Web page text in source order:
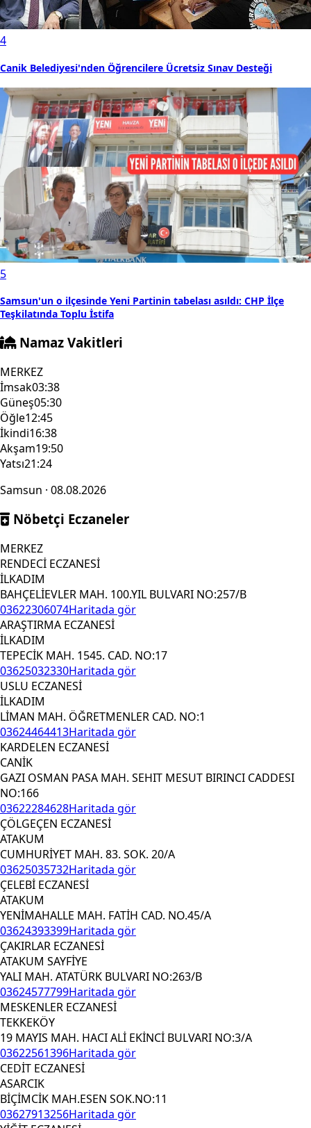
4
Canik Belediyesi'nden Öğrencilere Ücretsiz Sınav Desteği
5
Samsun'un o ilçesinde Yeni Partinin tabelası asıldı: CHP İlçe
Teşkilatında Toplu İstifa
Namaz Vakitleri
MERKEZ
İmsak03:38
Güneş05:30
Öğle12:45
İkindi16:38
Akşam19:50
Yatsı21:24
Samsun · 08.08.2026
Nöbetçi Eczaneler
MERKEZ
RENDECİ ECZANESİ
İLKADIM
BAHÇELİEVLER MAH. 100.YIL BULVARI NO:257/B
03622306074Haritada gör
ARAŞTIRMA ECZANESİ
İLKADIM
TEPECİK MAH. 1545. CAD. NO:17
03625032330Haritada gör
USLU ECZANESİ
İLKADIM
LİMAN MAH. ÖĞRETMENLER CAD. NO:1
03624464413Haritada gör
KARDELEN ECZANESİ
CANİK
GAZI OSMAN PASA MAH. SEHIT MESUT BIRINCI CADDESI
NO:166
03622284628Haritada gör
ÇÖLGEÇEN ECZANESİ
ATAKUM
CUMHURİYET MAH. 83. SOK. 20/A
03625035732Haritada gör
ÇELEBİ ECZANESİ
ATAKUM
YENİMAHALLE MAH. FATİH CAD. NO.45/A
03624393399Haritada gör
ÇAKIRLAR ECZANESİ
ATAKUM SAYFİYE
YALI MAH. ATATÜRK BULVARI NO:263/B
03624577799Haritada gör
MESKENLER ECZANESİ
TEKKEKÖY
19 MAYIS MAH. HACI ALİ EKİNCİ BULVARI NO:3/A
03622561396Haritada gör
CEDİT ECZANESİ
ASARCIK
BİÇİMCİK MAH.ESEN SOK.NO:11
03627913256Haritada gör